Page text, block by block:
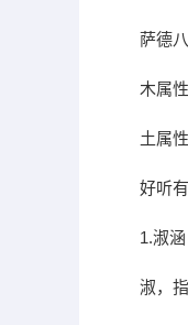
萨德
木属
土属
好听
1.淑涵
淑，